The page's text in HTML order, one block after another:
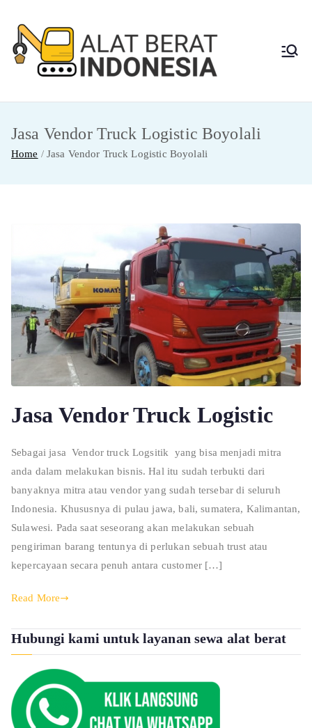
content
Berat
Indon
Jasa Sewa Alat
Jasa Vendor Truck Logistic Boyolali
Home Jasa Vendor Truck Logistic Boyolali
Jasa Vendor Truck Logistic
Sebagai jasa Vendor truck Logsitik yang bisa menjadi mitra
anda dalam melakukan bisnis. Hal itu sudah terbukti dari
banyaknya mitra atau vendor yang sudah tersebar di seluruh
Indonesia. Khususnya di pulau jawa, bali, sumatera, Kalimantan,
Sulawesi. Pada saat seseorang akan melakukan sebuah
pengiriman barang tentunya di perlukan sebuah trust atau
kepercayaan secara penuh antara customer […]
Read More
Hubungi kami untuk layanan sewa alat berat